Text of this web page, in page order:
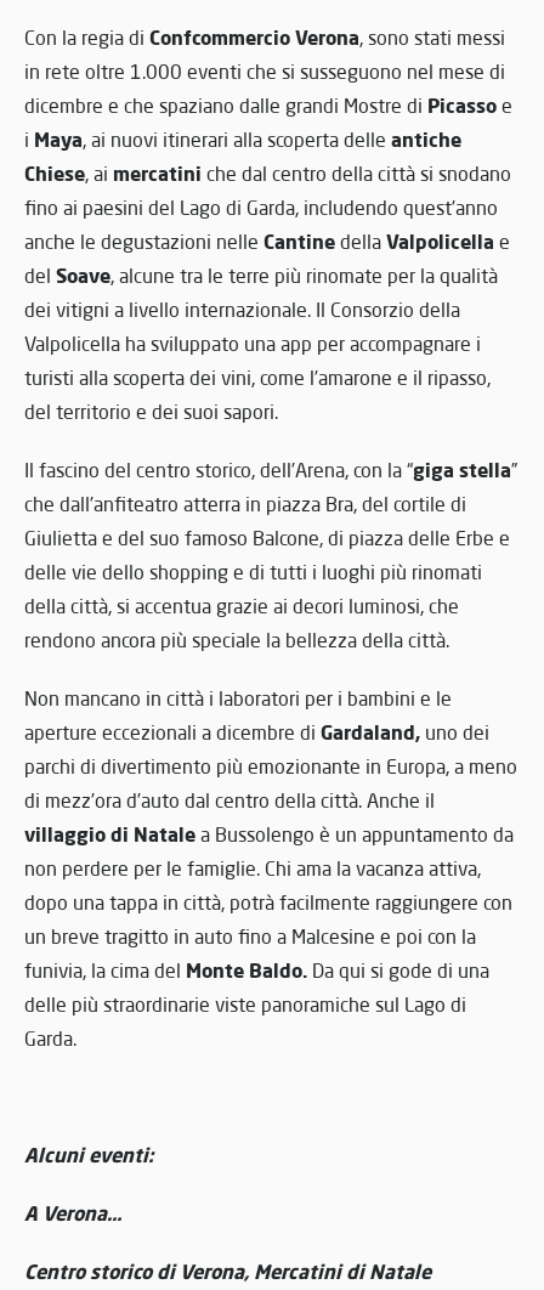
Con la regia di Confcommercio Verona, sono stati messi
in rete oltre 1.000 eventi che si susseguono nel mese di
dicembre e che spaziano dalle grandi Mostre di Picasso e
i Maya, ai nuovi itinerari alla scoperta delle antiche
Chiese, ai mercatini che dal centro della città si snodano
fino ai paesini del Lago di Garda, includendo quest’anno
anche le degustazioni nelle Cantine della Valpolicella e
del Soave, alcune tra le terre più rinomate per la qualità
dei vitigni a livello internazionale. Il Consorzio della
Valpolicella ha sviluppato una app per accompagnare i
turisti alla scoperta dei vini, come l’amarone e il ripasso,
del territorio e dei suoi sapori.
Il fascino del centro storico, dell’Arena, con la “giga stella”
che dall’anfiteatro atterra in piazza Bra, del cortile di
Giulietta e del suo famoso Balcone, di piazza delle Erbe e
delle vie dello shopping e di tutti i luoghi più rinomati
della città, si accentua grazie ai decori luminosi, che
rendono ancora più speciale la bellezza della città.
Non mancano in città i laboratori per i bambini e le
aperture eccezionali a dicembre di Gardaland, uno dei
parchi di divertimento più emozionante in Europa, a meno
di mezz’ora d’auto dal centro della città. Anche il
villaggio di Natale a Bussolengo è un appuntamento da
non perdere per le famiglie. Chi ama la vacanza attiva,
dopo una tappa in città, potrà facilmente raggiungere con
un breve tragitto in auto fino a Malcesine e poi con la
funivia, la cima del Monte Baldo. Da qui si gode di una
delle più straordinarie viste panoramiche sul Lago di
Garda.
Alcuni eventi:
A Verona…
Centro storico di Verona, Mercatini di Natale